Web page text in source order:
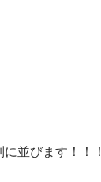
並びます！！！